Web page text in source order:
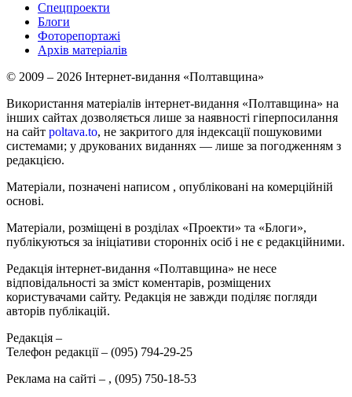
Спецпроекти
Блоги
Фоторепортажі
Архів матеріалів
© 2009 – 2026 Інтернет-видання «Полтавщина»
Використання матеріалів інтернет-видання «Полтавщина» на
інших сайтах дозволяється лише за наявності гіперпосилання
на сайт poltava.to, не закритого для індексації пошуковими
системами; у друкованих виданнях — лише за погодженням з
редакцією.
Матеріали, позначені написом , опубліковані на комерційній
основі.
Матеріали, розміщені в розділах «Проекти» та «Блоги»,
публікуються за ініціативи сторонніх осіб і не є редакційними.
Редакція інтернет-видання «Полтавщина» не несе
відповідальності за зміст коментарів, розміщених
користувачами сайту. Редакція не завжди поділяє погляди
авторів публікацій.
Редакція –
Телефон редакції – (095) 794-29-25
Реклама на сайті – , (095) 750-18-53